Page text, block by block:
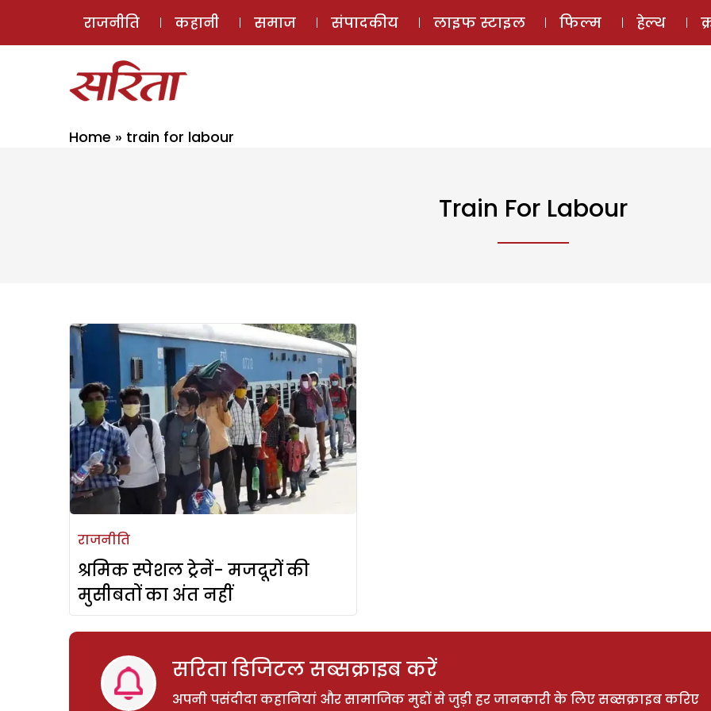
ई-मैगज़ीन
राजनीति कहानी समाज संपादकीय लाइफ स्टाइल फिल्म हेल्थ
Home » train for labour
Train For Labour
राजनीति
श्रमिक स्पेशल ट्रेनें- मजदूरों की
मुसीबतों का अंत नहीं
सरिता डिजिटल सब्सक्राइब करें
अपनी पसंदीदा कहानियां और सामाजिक मुद्दों से जुड़ी हर जानकारी के लिए सब्सक्राइब करिए